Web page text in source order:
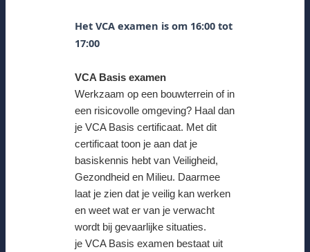
Het VCA examen is om 16:00 tot
17:00
VCA Basis examen
Werkzaam op een bouwterrein of in
een risicovolle omgeving? Haal dan
je VCA Basis certificaat. Met dit
certificaat toon je aan dat je
basiskennis hebt van Veiligheid,
Gezondheid en Milieu. Daarmee
laat je zien dat je veilig kan werken
en weet wat er van je verwacht
wordt bij gevaarlijke situaties.
je VCA Basis examen bestaat uit